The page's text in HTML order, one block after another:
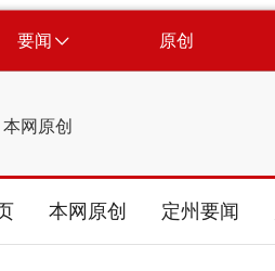
要闻 原创
本网原创
本网原创 定州要闻